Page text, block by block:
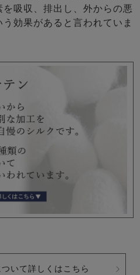
吸収、排出し、外からの悪
効果があると言われていま
いて詳しくはこちら